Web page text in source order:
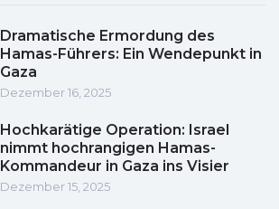
Dramatische Ermordung des
Hamas-Führers: Ein Wendepunkt in
Gaza
Dezember 16, 2025
Hochkarätige Operation: Israel
nimmt hochrangigen Hamas-
Kommandeur in Gaza ins Visier
Dezember 15, 2025